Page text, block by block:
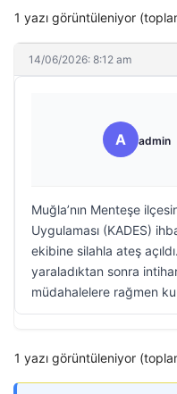
1 yazı görüntüleniyor
14/06/2026: 8:12 am
A admin
Muğla’nın Menteşe
Uygulaması (KADES)
ekibine silahla ateş
yaraladıktan sonra
müdahalelere rağmen
1 yazı görüntüleniyor